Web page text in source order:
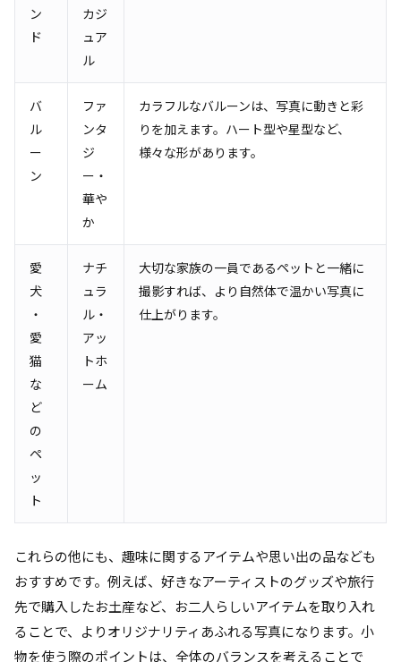
ン
ド
カジ
ュア
ル
バ
ル
ー
ン
ファ
ンタ
ジ
ー・
華や
か
カラフルなバルーンは、写真に動きと彩
りを加えます。ハート型や星型など、
様々な形があります。
愛
犬
・
愛
猫
な
ど
の
ペ
ッ
ト
ナチ
ュラ
ル・
アッ
トホ
ーム
大切な家族の一員であるペットと一緒に
撮影すれば、より自然体で温かい写真に
仕上がります。
これらの他にも、趣味に関するアイテムや思い出の品なども
おすすめです。例えば、好きなアーティストのグッズや旅行
先で購入したお土産など、お二人らしいアイテムを取り入れ
ることで、よりオリジナリティあふれる写真になります。小
物を使う際のポイントは、全体のバランスを考えることで